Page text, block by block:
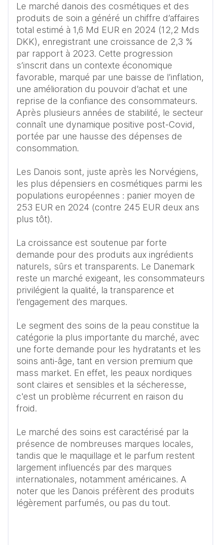
Le marché danois des cosmétiques et des
produits de soin a généré un chiffre d’affaires
total estimé à 1,6 Md EUR en 2024 (12,2 Mds
DKK), enregistrant une croissance de 2,3 %
par rapport à 2023. Cette progression
s’inscrit dans un contexte économique
favorable, marqué par une baisse de l’inflation,
une amélioration du pouvoir d’achat et une
reprise de la confiance des consommateurs.
Après plusieurs années de stabilité, le secteur
connaît une dynamique positive post-Covid,
portée par une hausse des dépenses de
consommation.
Les Danois sont, juste après les Norvégiens,
les plus dépensiers en cosmétiques parmi les
populations européennes : panier moyen de
253 EUR en 2024 (contre 245 EUR deux ans
plus tôt).
La croissance est soutenue par forte
demande pour des produits aux ingrédients
naturels, sûrs et transparents. Le Danemark
reste un marché exigeant, les consommateurs
privilégient la qualité, la transparence et
l’engagement des marques.
Le segment des soins de la peau constitue la
catégorie la plus importante du marché, avec
une forte demande pour les hydratants et les
soins anti-âge, tant en version premium que
mass market. En effet, les peaux nordiques
sont claires et sensibles et la sécheresse,
c'est un problème récurrent en raison du
froid.
Le marché des soins est caractérisé par la
présence de nombreuses marques locales,
tandis que le maquillage et le parfum restent
largement influencés par des marques
internationales, notamment américaines. A
noter que les Danois préfèrent des produits
légèrement parfumés, ou pas du tout.